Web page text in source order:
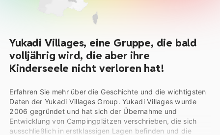
Yukadi Villages, eine Gruppe, die bald
volljährig wird, die aber ihre
Kinderseele nicht verloren hat!
Erfahren Sie mehr über die Geschichte und die wichtigsten
Daten der Yukadi Villages Group. Yukadi Villages wurde
2006 gegründet und hat sich der Übernahme und
Entwicklung von Campingplätzen verschrieben, die sich
ausschließlich in erstklassigen Lagen befinden und die